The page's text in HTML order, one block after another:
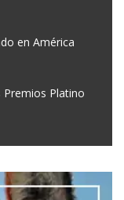
en América
Platino